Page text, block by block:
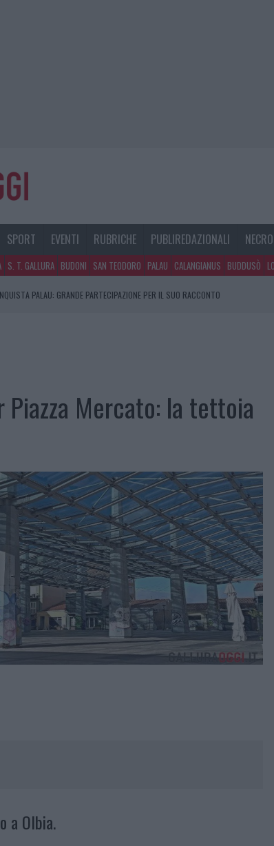
SPORT EVENTI RUBRICHE PUBLIREDAZIONALI
S. T. GALLURA BUDONI SAN TEODORO PALAU CALANGIANUS BUDDUSÒ
PALAU: GRANDE PARTECIPAZIONE PER IL SUO RACCONTO
CAMPO BASE: L’INAUGURAZIONE
Piazza Mercato: la tettoia
a Olbia.